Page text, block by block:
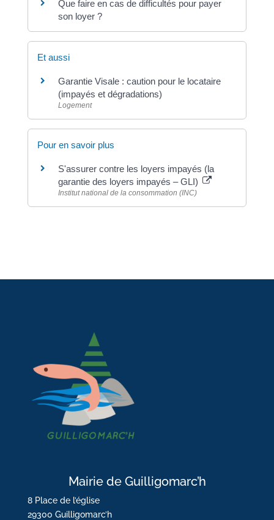
Que faire en cas de difficultés pour payer
son loyer ?
Et aussi
Garantie Visale : caution pour le locataire
(impayés et dégradations)
Logement
Pour en savoir plus
S'assurer contre les loyers impayés (la
garantie des loyers impayés – GLI)
Institut national de la consommation (INC)
Mairie de Guilligomarc’h
8 Place de l’église
29300 Guilligomarc’h